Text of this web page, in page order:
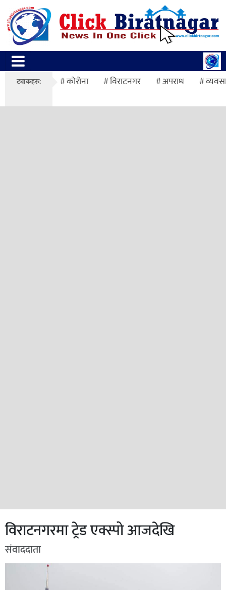
ट्याकहरु: कोरोना विराटनगर अपराध
विराटनगरमा ट्रेड एक्स्पो आजदेखि
संवाददाता